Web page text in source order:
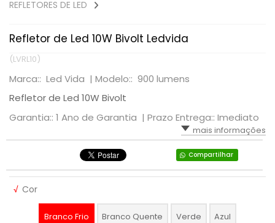
REFLETORES DE LED
Refletor de Led 10W Bivolt Ledvida
(LVRL10)
Marca:: Led Vida | Modelo:: 900 lumens
Refletor de Led 10W Bivolt
Garantia:: 1 Ano de Garantia | Prazo Entrega:: Imediato
mais informações
Compartilhar
√ Cor
Branco Frio Branco Quente Verde Azul